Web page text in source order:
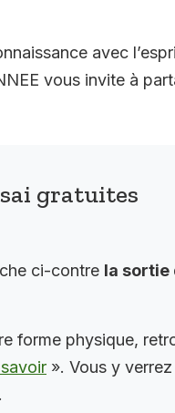
avec
vous invite à
gratuites
ci-contre la sortie
forme physique,
». Vous y